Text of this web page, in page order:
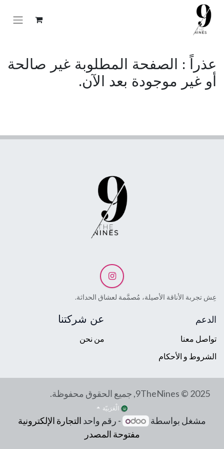
عذراً : الصفحة المطلوبة غير صالحة
أو غير موجودة بعد الآن.
الدعم
تواصل معنا
الشروط و الأحكام
عن شركتنا
من نحن
عِش تجربة الأناقة الأصيلة، مُصمَّمة لعشاق الحداثة.
9TheNines © 2025, جميع الحقوق محفوظة.
الْعَرَبيّة
مشغل بواسطة - رقم واحد التجارة الإلكترونية
مفتوحة المصدر